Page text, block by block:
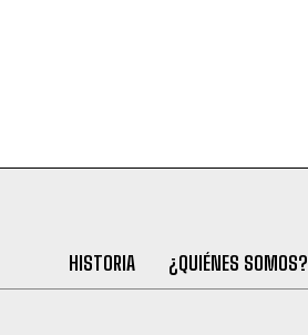
HISTORIA ¿QUIÉNES SOMOS?